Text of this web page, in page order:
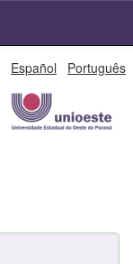
Español Português